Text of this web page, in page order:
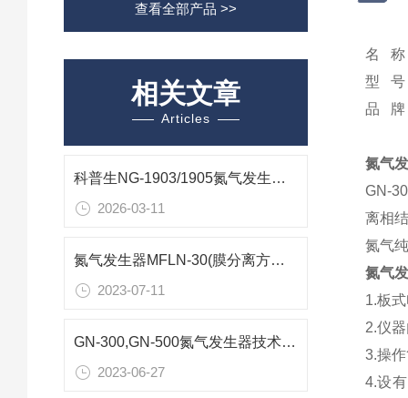
查看全部产品 >>
相关文章
Articles
科普生NG-1903/1905氮气发生器仪器配套方案
2026-03-11
氮气发生器MFLN-30(膜分离方式)技术参数
2023-07-11
GN-300,GN-500氮气发生器技术参数
2023-06-27
名 称
型 号
品 牌
氮气
GN-
离相
氮气
氮气
1.板
2.仪
3.操
4.设